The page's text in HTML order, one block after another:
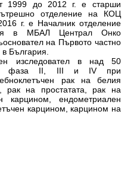
1999 до 2012 г. е старши
отделение на КОЦ
г. е Началник отделение
в МБАЛ Централ Онко
на Първото частно
България.
изследовател в над 50
фаза II, III и IV при
рак на белия
рак на простатата, рак на
карцином, ендометриален
карцином, карцином на